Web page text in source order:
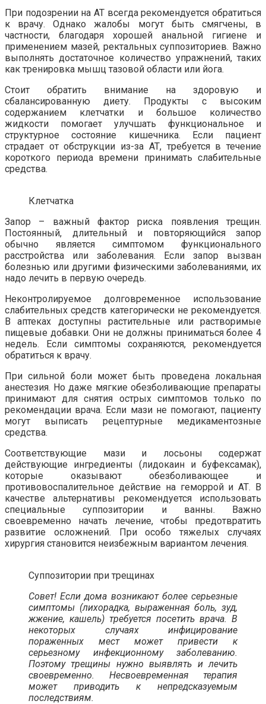
При подозрении на АТ всегда рекомендуется обратиться
к врачу. Однако жалобы могут быть смягчены, в
частности, благодаря хорошей анальной гигиене и
применением мазей, ректальных суппозиториев. Важно
выполнять достаточное количество упражнений, таких
как тренировка мышц тазовой области или йога.
Стоит обратить внимание на здоровую и
сбалансированную диету. Продукты с высоким
содержанием клетчатки и большое количество
жидкости помогает улучшать функциональное и
структурное состояние кишечника. Если пациент
страдает от обструкции из-за АТ, требуется в течение
короткого периода времени принимать слабительные
средства.
Клетчатка
Запор – важный фактор риска появления трещин.
Постоянный, длительный и повторяющийся запор
обычно является симптомом функционального
расстройства или заболевания. Если запор вызван
болезнью или другими физическими заболеваниями, их
надо лечить в первую очередь.
Неконтролируемое долговременное использование
слабительных средств категорически не рекомендуется.
В аптеках доступны растительные или растворимые
пищевые добавки. Они не должны приниматься более 4
недель. Если симптомы сохраняются, рекомендуется
обратиться к врачу.
При сильной боли может быть проведена локальная
анестезия. Но даже мягкие обезболивающие препараты
принимают для снятия острых симптомов только по
рекомендации врача. Если мази не помогают, пациенту
могут выписать рецептурные медикаментозные
средства.
Соответствующие мази и лосьоны содержат
действующие ингредиенты (лидокаин и буфексамак),
которые оказывают обезболивающее и
противовоспалительное действие на геморрой и АТ. В
качестве альтернативы рекомендуется использовать
специальные суппозитории и ванны. Важно
своевременно начать лечение, чтобы предотвратить
развитие осложнений. При особо тяжелых случаях
хирургия становится неизбежным вариантом лечения.
Суппозитории при трещинах
Совет! Если дома возникают более серьезные
симптомы (лихорадка, выраженная боль, зуд,
жжение, кашель) требуется посетить врача. В
некоторых случаях инфицирование
пораженных мест может привести к
серьезному инфекционному заболеванию.
Поэтому трещины нужно выявлять и лечить
своевременно. Несвоевременная терапия
может приводить к непредсказуемым
последствиям.